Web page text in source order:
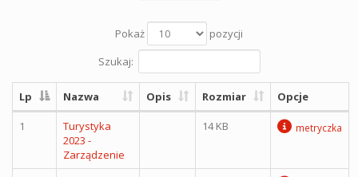
Pokaż
pozycji
Szukaj:
Lp Nazwa Opis Rozmiar Opcje
1
Turystyka
2023 -
Zarządzenie
14 KB metryczka